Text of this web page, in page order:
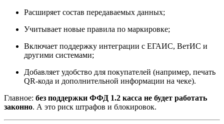
Расширяет состав передаваемых данных;
Учитывает новые правила по маркировке;
Включает поддержку интеграции с ЕГАИС, ВетИС и
другими системами;
Добавляет удобство для покупателей (например, печать
QR-кода и дополнительной информации на чеке).
Главное: без поддержки ФФД 1.2 касса не будет работать
законно. А это риск штрафов и блокировок.